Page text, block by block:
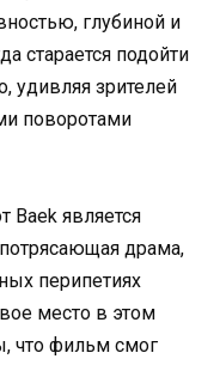
глубиной и
старается подойти
удивляя зрителей
поворотами
Baek является
драма,
перипетиях
место в этом
что фильм смог